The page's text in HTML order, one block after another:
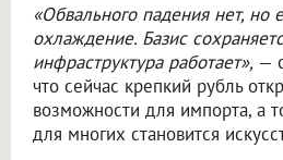
«Обвального падения нет, но
охлаждение. Базис
инфраструктура работает», —
что сейчас крепкий рубль
возможности для импорта, а
для многих становится